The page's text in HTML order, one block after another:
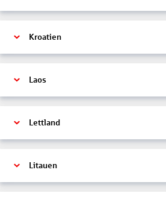
Kroatien
Laos
Lettland
Litauen